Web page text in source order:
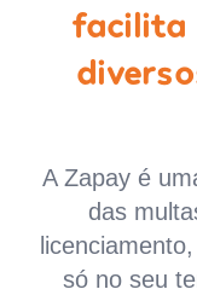
facilita
A Zapay é
das
só no seu